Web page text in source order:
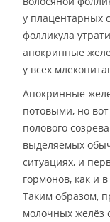
у плацентарных
фолликула
апокринные
у всех
Апокринные
потовыми, но
полового
выделяемых
ситуациях, и
гормонов, как и
Таким образом,
молочных желёз